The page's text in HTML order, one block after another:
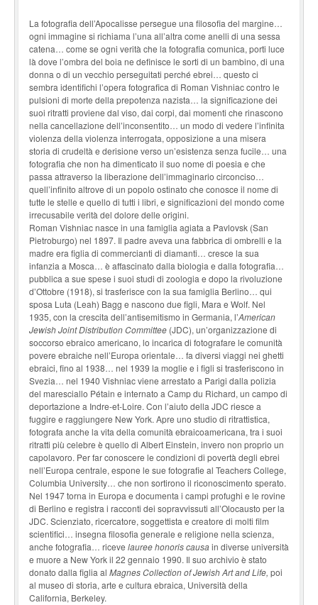
La fotografia dell’Apocalisse persegue una filosofia del margine…
ogni immagine si richiama l’una all’altra come anelli di una sessa
catena… come se ogni verità che la fotografia comunica, porti luce
là dove l’ombra del boia ne definisce le sorti di un bambino, di una
donna o di un vecchio perseguitati perché ebrei… questo ci
sembra identifichi l’opera fotografica di Roman Vishniac contro le
pulsioni di morte della prepotenza nazista… la significazione dei
suoi ritratti proviene dal viso, dai corpi, dai momenti che rinascono
nella cancellazione dell’inconsentito… un modo di vedere l’infinita
violenza della violenza interrogata, opposizione a una misera
storia di crudeltà e derisione verso un’esistenza senza fucile… una
fotografia che non ha dimenticato il suo nome di poesia e che
passa attraverso la liberazione dell’immaginario circonciso…
quell’infinito altrove di un popolo ostinato che conosce il nome di
tutte le stelle e quello di tutti i libri, e significazioni del mondo come
irrecusabile verità del dolore delle origini.
Roman Vishniac nasce in una famiglia agiata a Pavlovsk (San
Pietroburgo) nel 1897. Il padre aveva una fabbrica di ombrelli e la
madre era figlia di commercianti di diamanti… cresce la sua
infanzia a Mosca… è affascinato dalla biologia e dalla fotografia…
pubblica a sue spese i suoi studi di zoologia e dopo la rivoluzione
d’Ottobre (1918), si trasferisce con la sua famiglia Berlino… qui
sposa Luta (Leah) Bagg e nascono due figli, Mara e Wolf. Nel
1935, con la crescita dell’antisemitismo in Germania, l’American
Jewish Joint Distribution Committee (JDC), un’organizzazione di
soccorso ebraico americano, lo incarica di fotografare le comunità
povere ebraiche nell’Europa orientale… fa diversi viaggi nei ghetti
ebraici, fino al 1938… nel 1939 la moglie e i figli si trasferiscono in
Svezia… nel 1940 Vishniac viene arrestato a Parigi dalla polizia
del maresciallo Pétain e internato a Camp du Richard, un campo di
deportazione a Indre-et-Loire. Con l’aiuto della JDC riesce a
fuggire e raggiungere New York. Apre uno studio di ritrattistica,
fotografa anche la vita della comunità ebraicoamericana, tra i suoi
ritratti più celebre è quello di Albert Einstein, invero non proprio un
capolavoro. Per far conoscere le condizioni di povertà degli ebrei
nell’Europa centrale, espone le sue fotografie al Teachers College,
Columbia University… che non sortirono il riconoscimento sperato.
Nel 1947 torna in Europa e documenta i campi profughi e le rovine
di Berlino e registra i racconti dei sopravvissuti all’Olocausto per la
JDC. Scienziato, ricercatore, soggettista e creatore di molti film
scientifici… insegna filosofia generale e religione nella scienza,
anche fotografia… riceve lauree honoris causain diverse università
e muore a New York il 22 gennaio 1990. Il suo archivio è stato
donato dalla figlia al Magnes Collection of Jewish Art and Life, poi
al museo di storia, arte e cultura ebraica, Università della
California, Berkeley.